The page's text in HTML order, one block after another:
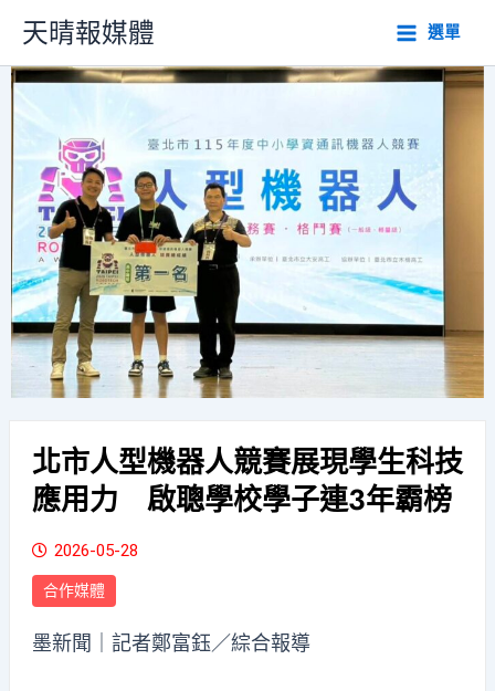
主
要
天晴報媒體 選單
北市人型機器人競賽展現學生科技
應用力 啟聰學校學子連3年霸榜
2026-05-28
合作媒體
墨新聞 ｜記者鄭富鈺／綜合報導